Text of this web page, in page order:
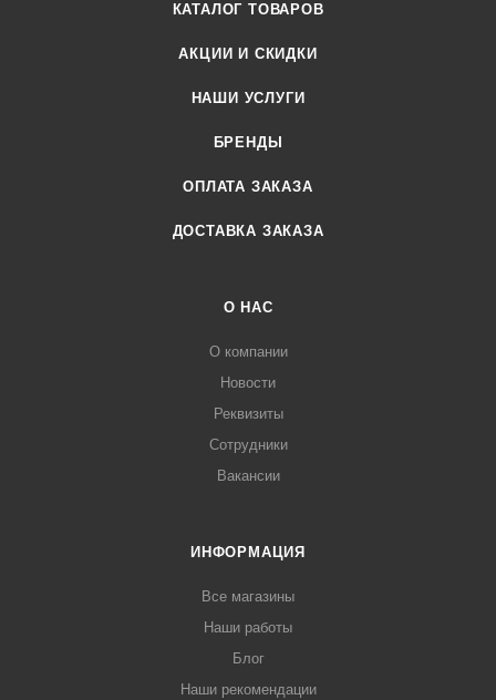
КАТАЛОГ ТОВАРОВ
АКЦИИ И СКИДКИ
НАШИ УСЛУГИ
БРЕНДЫ
ОПЛАТА ЗАКАЗА
ДОСТАВКА ЗАКАЗА
О НАС
О компании
Новости
Реквизиты
Сотрудники
Вакансии
ИНФОРМАЦИЯ
Все магазины
Наши работы
Блог
Наши рекомендации